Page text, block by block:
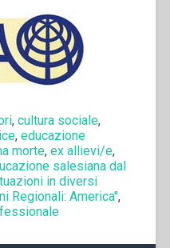
, cultura sociale,
, educazione
morte, ex allievi/e,
salesiana dal
in diversi
Regionali: America",